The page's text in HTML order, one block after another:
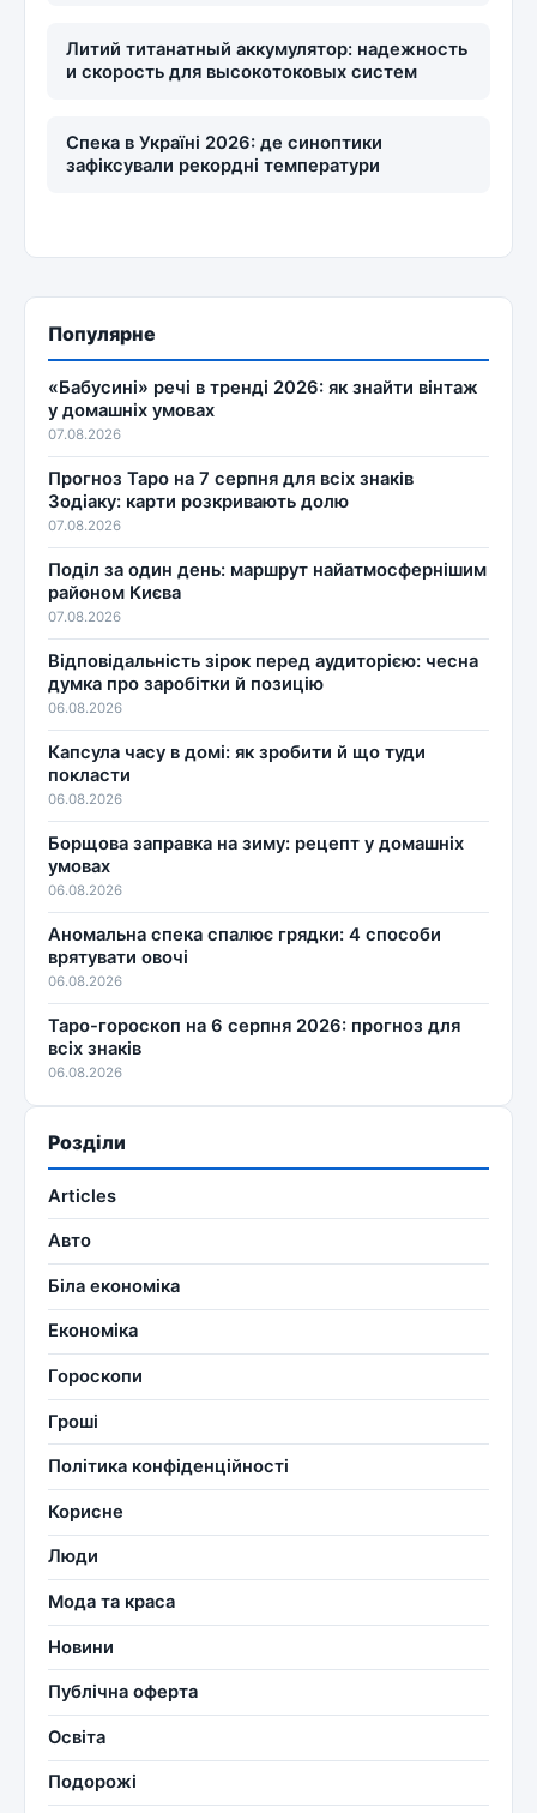
Литий титанатный аккумулятор: надежность
и скорость для высокотоковых систем
Спека в Україні 2026: де синоптики
зафіксували рекордні температури
Популярне
«Бабусині» речі в тренді 2026: як знайти вінтаж
у домашніх умовах
07.08.2026
Прогноз Таро на 7 серпня для всіх знаків
Зодіаку: карти розкривають долю
07.08.2026
Поділ за один день: маршрут найатмосфернішим
районом Києва
07.08.2026
Відповідальність зірок перед аудиторією: чесна
думка про заробітки й позицію
06.08.2026
Капсула часу в домі: як зробити й що туди
покласти
06.08.2026
Борщова заправка на зиму: рецепт у домашніх
умовах
06.08.2026
Аномальна спека спалює грядки: 4 способи
врятувати овочі
06.08.2026
Таро-гороскоп на 6 серпня 2026: прогноз для
всіх знаків
06.08.2026
Розділи
Articles
Авто
Біла економіка
Економіка
Гороскопи
Гроші
Політика конфіденційності
Корисне
Люди
Мода та краса
Новини
Публічна оферта
Освіта
Подорожі